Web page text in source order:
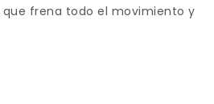
frena todo el movimiento y